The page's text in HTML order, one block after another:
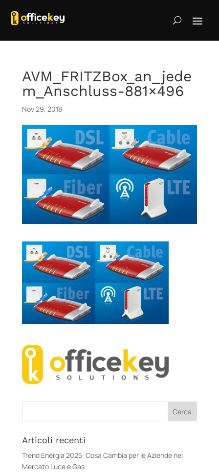
AVM_FRITZBox_an_jede
m_Anschluss-881×496
Nov 29, 2018
Articoli recenti
Trend Energia 2025: Cosa Cambia per le Aziende nel
Mercato Luce e Gas